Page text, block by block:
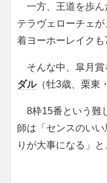
一方、王道を歩ん
テラヴェローチェ
着ヨーホーレイクも
そんな中、皐月賞
ダル（牡3歳、栗東
8枠15番という難
師は「センスのい
りが大事になる」